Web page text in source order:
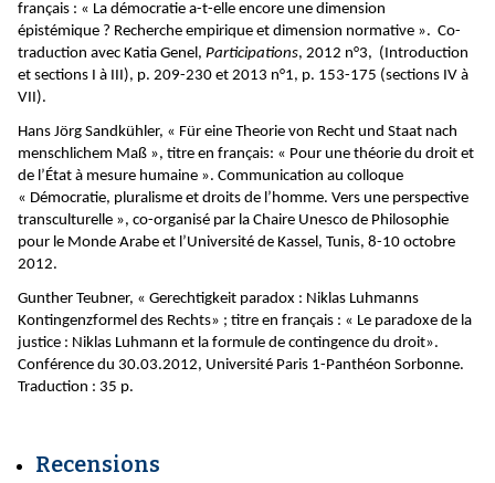
français : « La démocratie a-t-elle encore une dimension
épistémique ? Recherche empirique et dimension normative ». Co-
traduction avec Katia Genel, Participations, 2012 n°3, (Introduction
et sections I à III), p. 209-230 et 2013 n°1, p. 153-175 (sections IV à
VII).
Hans Jörg Sandkühler, « Für eine Theorie von Recht und Staat nach
menschlichem Maß », titre en français: « Pour une théorie du droit et
de l’État à mesure humaine ». Communication au colloque
« Démocratie, pluralisme et droits de l’homme. Vers une perspective
transculturelle », co-organisé par la Chaire Unesco de Philosophie
pour le Monde Arabe et l’Université de Kassel, Tunis, 8-10 octobre
2012.
Gunther Teubner, « Gerechtigkeit paradox : Niklas Luhmanns
Kontingenzformel des Rechts» ; titre en français : « Le paradoxe de la
justice : Niklas Luhmann et la formule de contingence du droit».
Conférence du 30.03.2012, Université Paris 1-Panthéon Sorbonne.
Traduction : 35 p.
Recensions